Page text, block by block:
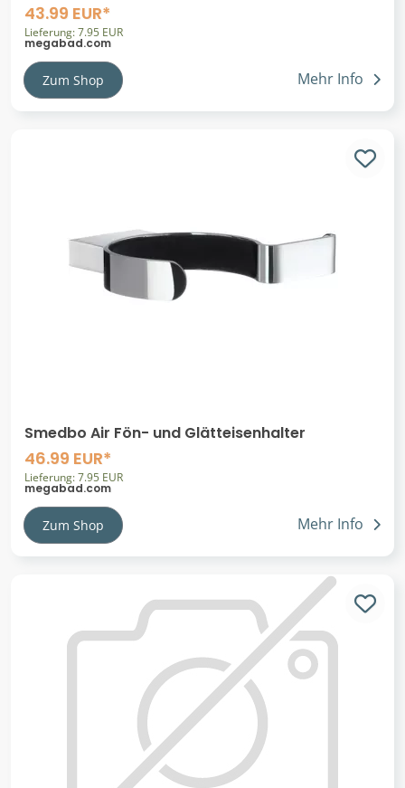
43.99 EUR*
Lieferung: 7.95 EUR
megabad.com
Zum Shop Mehr Info
Smedbo Air Fön- und Glätteisenhalter
46.99 EUR*
Lieferung: 7.95 EUR
megabad.com
Zum Shop Mehr Info